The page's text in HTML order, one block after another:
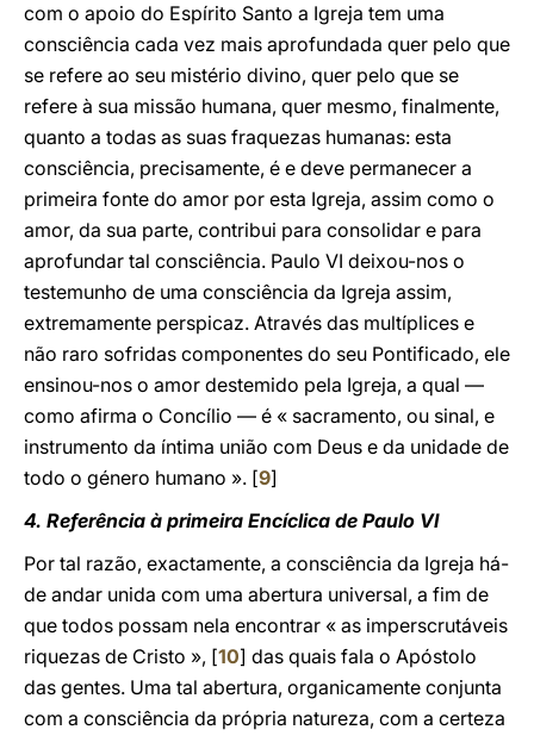
com o apoio do Espírito Santo a Igreja tem uma
consciência cada vez mais aprofundada quer pelo que
se refere ao seu mistério divino, quer pelo que se
refere à sua missão humana, quer mesmo, finalmente,
quanto a todas as suas fraquezas humanas: esta
consciência, precisamente, é e deve permanecer a
primeira fonte do amor por esta Igreja, assim como o
amor, da sua parte, contribui para consolidar e para
aprofundar tal consciência. Paulo VI deixou-nos o
testemunho de uma consciência da Igreja assim,
extremamente perspicaz. Através das multíplices e
não raro sofridas componentes do seu Pontificado, ele
ensinou-nos o amor destemido pela Igreja, a qual —
como afirma o Concílio — é « sacramento, ou sinal, e
instrumento da íntima união com Deus e da unidade de
todo o género humano ». [9]
4. Referência à primeira Encíclica de Paulo VI
Por tal razão, exactamente, a consciência da Igreja há-
de andar unida com uma abertura universal, a fim de
que todos possam nela encontrar « as imperscrutáveis
riquezas de Cristo », [10] das quais fala o Apóstolo
das gentes. Uma tal abertura, organicamente conjunta
com a consciência da própria natureza, com a certeza